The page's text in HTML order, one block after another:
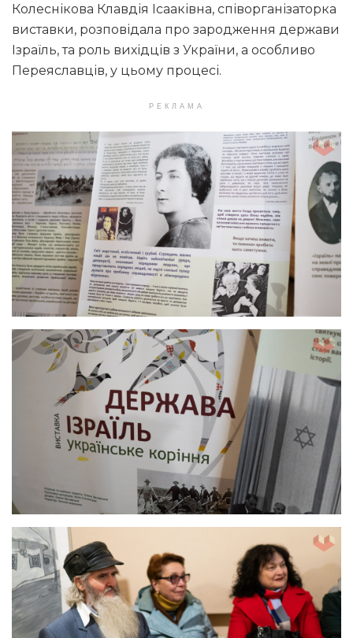
Колеснікова Клавдія Ісааківна, співорганізаторка
виставки, розповідала про зародження держави
Ізраїль, та роль вихідців з України, а особливо
Переяславців, у цьому процесі.
РЕКЛАМА